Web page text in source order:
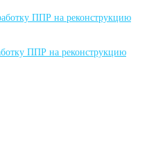
ППР на реконструкцию
ППР на реконструкцию